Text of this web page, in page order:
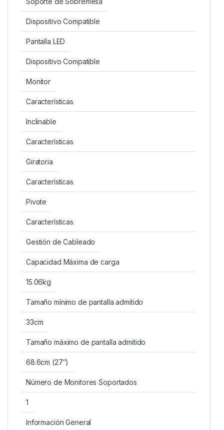
Dispositivo Compatible
Pantalla LED
Dispositivo Compatible
Monitor
Características
Inclinable
Características
Giratoria
Características
Pivote
Características
Gestión de Cableado
Capacidad Máxima de carga
15.06kg
Tamaño mínimo de pantalla admitido
33cm
Tamaño máximo de pantalla admitido
68.6cm (27″)
Número de Monitores Soportados
1
Información General